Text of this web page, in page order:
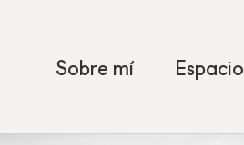
Sobre mí Espacio